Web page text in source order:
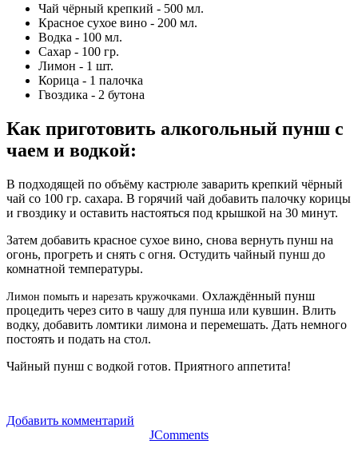
Чай чёрный крепкий - 500 мл.
Красное сухое вино - 200 мл.
Водка - 100 мл.
Сахар - 100 гр.
Лимон - 1 шт.
Корица - 1 палочка
Гвоздика - 2 бутона
Как приготовить алкогольный пунш с
чаем и водкой:
В подходящей по объёму кастрюле заварить крепкий чёрный
чай со 100 гр. сахара. В горячий чай добавить палочку корицы
и гвоздику и оставить настояться под крышкой на 30 минут.
Затем добавить красное сухое вино, снова вернуть пунш на
огонь, прогреть и снять с огня. Остудить чайный пунш до
комнатной температуры.
Лимон помыть и нарезать кружочками. Охлаждённый пунш
процедить через сито в чашу для пунша или кувшин. Влить
водку, добавить ломтики лимона и перемешать. Дать немного
постоять и подать на стол.
Чайный пунш с водкой готов. Приятного аппетита!
Добавить комментарий
JComments